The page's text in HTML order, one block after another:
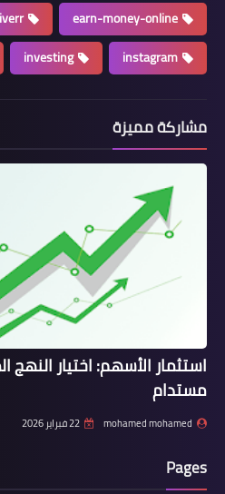
earn-money-online
instagram
investing
مشاركة مميزة
استثمار الأسهم: اختيار النهج
مستدام
mohamed mohamed 22 فبراير 2026
Pages